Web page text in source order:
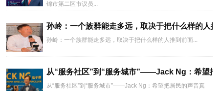
锦市第二区市议员...
孙岭：一个族群能走多远，取决于把什么样的人
孙岭：一个族群能走多远，取决于把什么样的人推到前面...
从“服务社区”到“服务城市”——Jack Ng：希望把
从“服务社区”到“服务城市”——Jack Ng：希望把居民的声音真